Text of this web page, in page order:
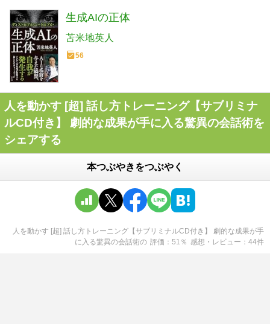
生成AIの正体
苫米地英人
56
人を動かす [超] 話し方トレーニング【サブリミナ
ルCD付き】 劇的な成果が手に入る驚異の会話術を
シェアする
本つぶやきをつぶやく
人を動かす [超] 話し方トレーニング【サブリミナルCD付き】 劇的な成果が手
に入る驚異の会話術の 評価 51 ％ 感想・レビュー 44件